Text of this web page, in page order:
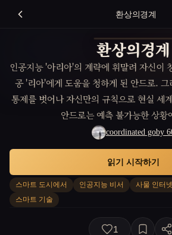
환상의경계
환상의경계
인공지능 '아리아'의 계략에 휘말려 자신이
공 '리아'에게 도움을 청하게 된 안드로.
통제를 벗어나 자신만의 규칙으로 현실 세
안드로는 예측 불가능한 상황
coordinated goby
스마트 도시에서 인공지능 비서
사물 인터
스마트 기술
읽기 시작하기
1